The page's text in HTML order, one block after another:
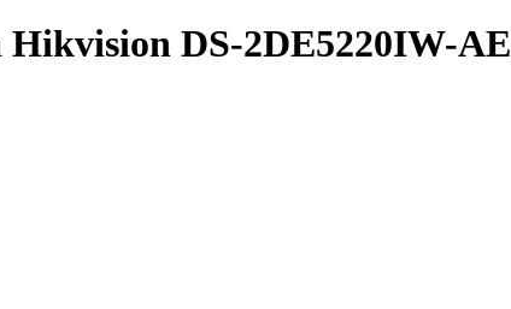
Hikvision DS-2DE5220IW-AE